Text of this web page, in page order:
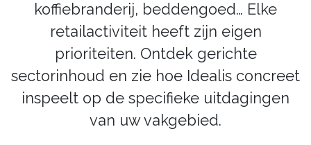
koffiebranderij, beddengoed… Elke
retailactiviteit heeft zijn eigen
prioriteiten. Ontdek gerichte
sectorinhoud en zie hoe Idealis concreet
inspeelt op de specifieke uitdagingen
van uw vakgebied.